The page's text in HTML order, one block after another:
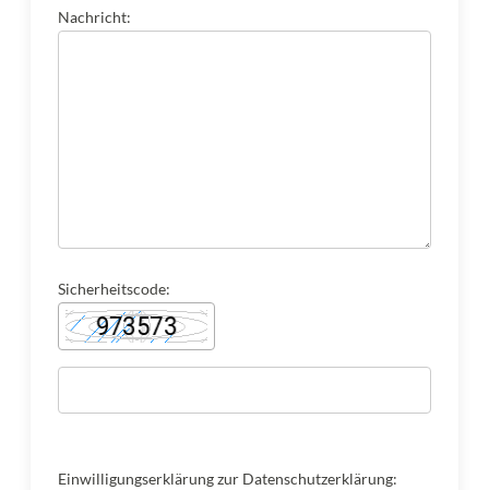
Nachricht:
Sicherheitscode:
Einwilligungserklärung zur Datenschutzerklärung: